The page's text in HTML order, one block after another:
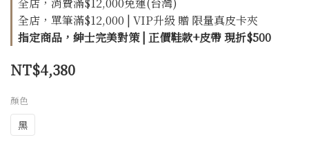
全店，單筆滿$12,000 | VIP升級 贈 限量真皮卡夾
指定商品，紳士完美對策 | 正價鞋款+皮帶 現折$500
NT$4,380
顏色
黑